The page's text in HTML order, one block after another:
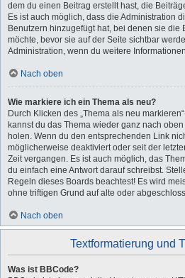
dem du einen Beitrag erstellt hast, die
Es ist auch möglich, dass die Administration
Benutzern hinzugefügt hat, bei denen sie die
möchte, bevor sie auf der Seite sichtbar
Administration, wenn du weitere
Nach oben
Wie markiere ich ein Thema als neu?
Durch Klicken des „Thema als neu
kannst du das Thema wieder ganz nach
holen. Wenn du den entsprechenden Link
möglicherweise deaktiviert oder seit der
Zeit vergangen. Es ist auch möglich, das
du einfach eine Antwort darauf schreibst.
Regeln dieses Boards beachtest! Es wird
ohne triftigen Grund auf alte oder
Nach oben
Textformatierung und
Was ist BBCode?